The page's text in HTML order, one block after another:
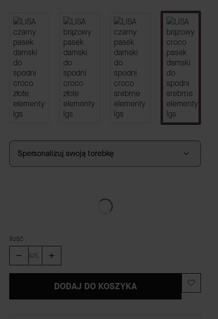
Spersonalizuj swoją torebkę
Ilość
szt.
DODAJ DO KOSZYKA